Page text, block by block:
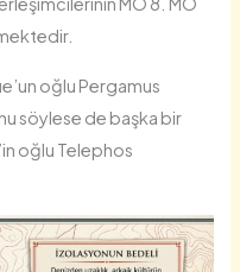
oğlu Pergamus
söylese de başka bir
oğlu Telephos